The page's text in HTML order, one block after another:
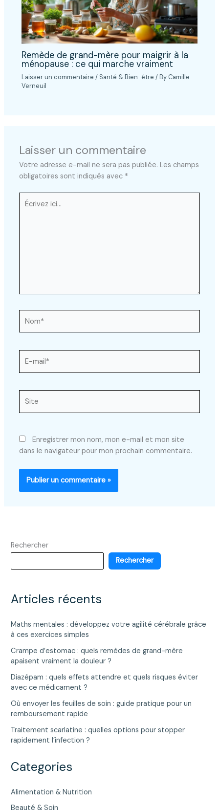
Remède de grand-mère pour maigrir à la
ménopause : ce qui marche vraiment
Laisser un commentaire / Santé & Bien-être / By Camille
Verneuil
Laisser un commentaire
Votre adresse e-mail ne sera pas publiée. Les champs
obligatoires sont indiqués avec *
Écrivez
ici…
mail*
Enregistrer mon nom, mon e-mail et mon site
dans le navigateur pour mon prochain commentaire.
Rechercher
Rechercher
Articles récents
Maths mentales : développez votre agilité cérébrale grâce
à ces exercices simples
Crampe d’estomac : quels remèdes de grand-mère
apaisent vraiment la douleur ?
Diazépam : quels effets attendre et quels risques éviter
avec ce médicament ?
Où envoyer les feuilles de soin : guide pratique pour un
remboursement rapide
Traitement scarlatine : quelles options pour stopper
rapidement l’infection ?
Categories
Alimentation & Nutrition
Beauté & Soin